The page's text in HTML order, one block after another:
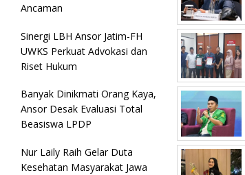
Ancaman
Sinergi LBH Ansor Jatim-FH
UWKS Perkuat Advokasi dan
Riset Hukum
Banyak Dinikmati Orang Kaya,
Ansor Desak Evaluasi Total
Beasiswa LPDP
Nur Laily Raih Gelar Duta
Kesehatan Masyarakat Jawa